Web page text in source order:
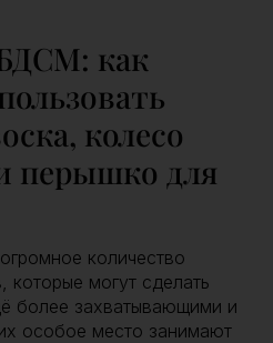
как
колесо
перышко для
количество
которые могут сделать
более захватывающими и
особое место занимают